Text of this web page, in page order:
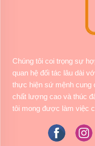
Chúng tôi coi trọng sự
quan hệ đối tác lâu dài
thực hiện sứ mệnh cung
chất lượng cao và thúc
tôi mong được làm việc